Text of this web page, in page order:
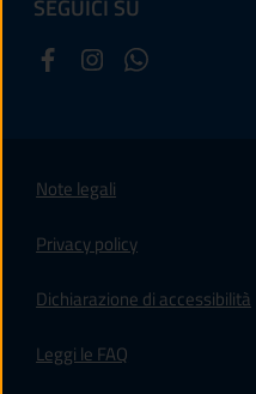
SEGUICI SU
Note legali
Privacy policy
Dichiarazione di accessibilità
Leggi le FAQ